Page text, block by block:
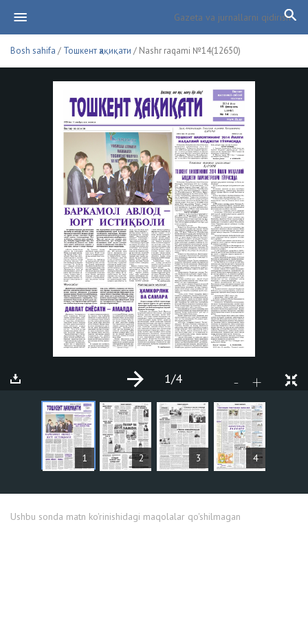
Bosh sahifa / Тошкент ҳақиқати / Nashr raqami №14(12650)
1 2 3 4
- +
1/4
MAQOLALAR
Ushbu sonda matn ko'rinishidagi maqolalar qo'shilmagan